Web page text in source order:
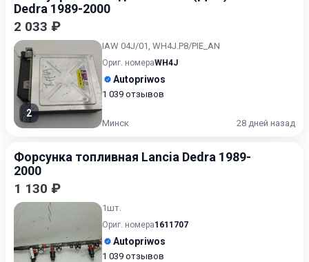
Dedra 1989-2000
2 033 ₽
2
IAW 04J/01, WH4J.P8/PIE_AN
Ориг. номераWH4J
Autopriwos
1 039 отзывов
Минск 28 дней назад
Форсунка топливная Lancia Dedra 1989-
2000
1 130 ₽
1шт.
Ориг. номера1611707
Autopriwos
1 039 отзывов